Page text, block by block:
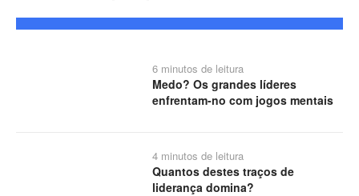
6 minutos de leitura
Medo? Os grandes líderes
enfrentam-no com jogos mentais
4 minutos de leitura
Quantos destes traços de
liderança domina?